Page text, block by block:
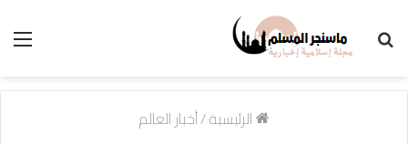
الرئيسية/أخبار العالم